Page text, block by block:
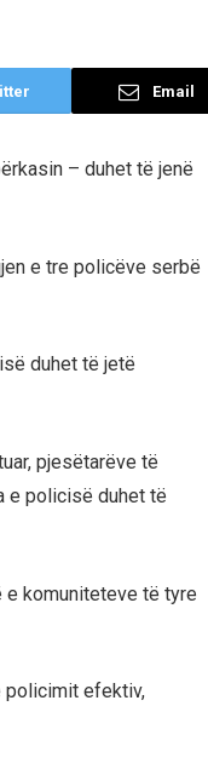
Email
– duhet të jenë
e tre policëve serbë
duhet të jetë
pjesëtarëve të
e policisë duhet të
komuniteteve të tyre
policimit efektiv,